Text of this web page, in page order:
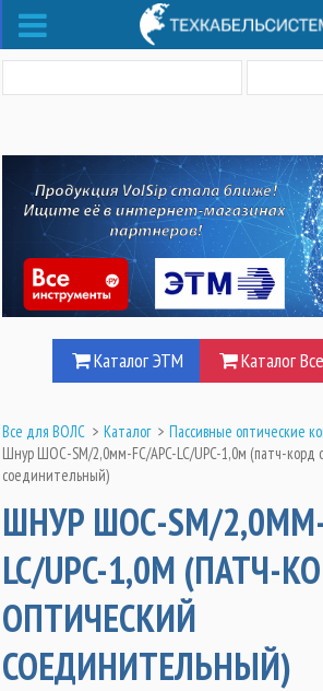
Каталог ЭТМ Каталог
Все для ВОЛС > Каталог > Пассивные оптические
Шнур ШОС-SM/2,0мм-FC/APC-LC/UPC-1,0м (патч-корд
соединительный)
ШНУР ШОС-SM/2,0ММ-
LC/UPC-1,0М (ПАТЧ-
ОПТИЧЕСКИЙ
СОЕДИНИТЕЛЬНЫЙ)